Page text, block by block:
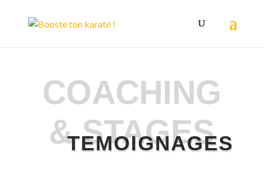
COACHING
& STAGES
TEMOIGNAGES